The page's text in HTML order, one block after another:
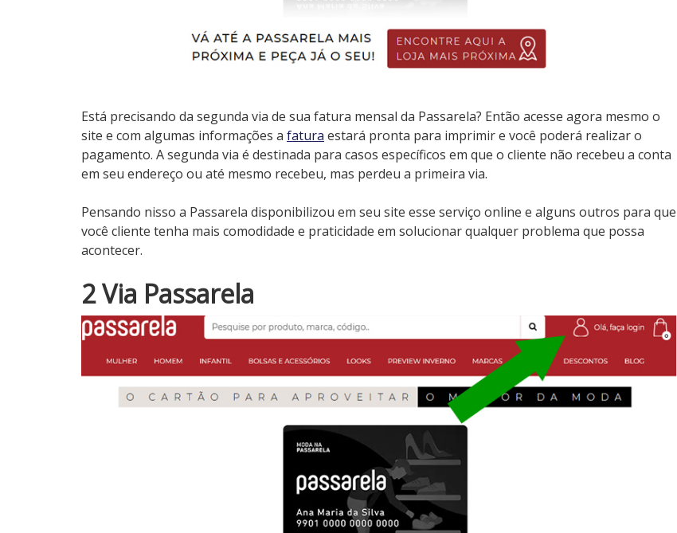
Está precisando da segunda via de sua fatura mensal da Passarela? Então acesse agora mesmo o
site e com algumas informações a fatura estará pronta para imprimir e você poderá realizar o
pagamento. A segunda via é destinada para casos específicos em que o cliente não recebeu a conta
em seu endereço ou até mesmo recebeu, mas perdeu a primeira via.
Pensando nisso a Passarela disponibilizou em seu site esse serviço online e alguns outros para que
você cliente tenha mais comodidade e praticidade em solucionar qualquer problema que possa
acontecer.
2 Via Passarela